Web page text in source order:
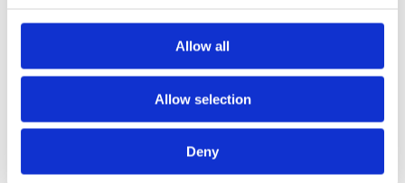
Allow all
Allow selection
Deny
štukom, klenom i somom, a ribolov je atraktivan tijekom
cijele godine.
brzacima, osobito tijekom toplijih mjeseci. U proljeće i
jesen rijeka je omiljena među ribičima zbog aktivne štuke i
drugih riječnih predatora, dok noćni ribolov na Korani